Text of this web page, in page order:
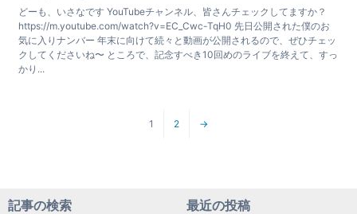
どーも、いさなです YouTubeチャンネル、皆さんチェックしてますか？
https://m.youtube.com/watch?v=EC_Cwc-TqH0 先日公開された僕のお
気に入りナンバー 年末に向けて続々と動画が公開されるので、ぜひチェッ
クしてくださいね〜 ところで、記念すべき10回めのライブを終えて、すっ
かり...
1 2 →
記事の検索 最近の投稿